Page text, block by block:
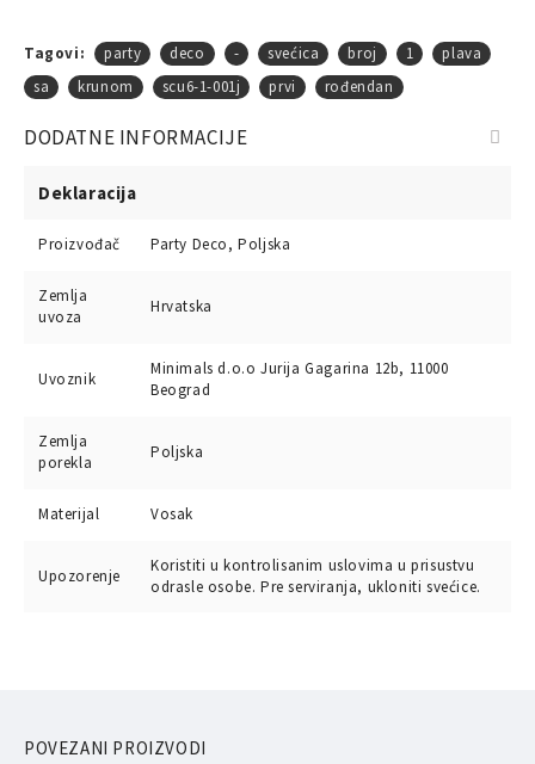
Tagovi: party deco - svećica broj 1
plava
sa
krunom scu6-1-001j prvi rođendan
DODATNE INFORMACIJE
Deklaracija
Proizvođač Party Deco, Poljska
Zemlja
uvoza
Hrvatska
Uvoznik
Minimals d.o.o Jurija Gagarina 12b, 11000
Beograd
Zemlja
porekla
Poljska
Materijal Vosak
Upozorenje
Koristiti u kontrolisanim uslovima u prisustvu
odrasle osobe. Pre serviranja, ukloniti svećice.
POVEZANI PROIZVODI